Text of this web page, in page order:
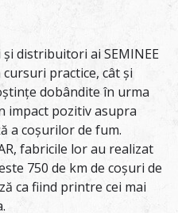
distribuitori ai SEMINEE
cursuri practice, cât și
dobândite în urma
impact pozitiv asupra
a coșurilor de fum.
fabricile lor au realizat
750 de km de coșuri de
ca fiind printre cei mai